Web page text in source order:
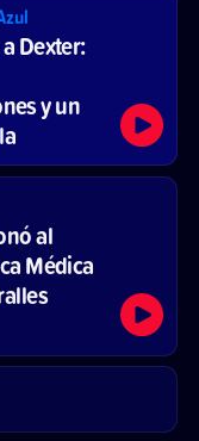
Dexter:
y un
al
Médica